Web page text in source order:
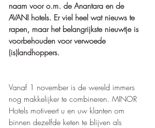
naam voor o.m. de Anantara en de
AVANI hotels. Er viel heel wat nieuws te
rapen, maar het belangrijkste nieuwtje is
voorbehouden voor verwoede
(is)landhoppers.
Vanaf 1 november is de wereld immers
nog makkelijker te combineren. MINOR
Hotels motiveert u en uw klanten om
binnen dezelfde keten te blijven als